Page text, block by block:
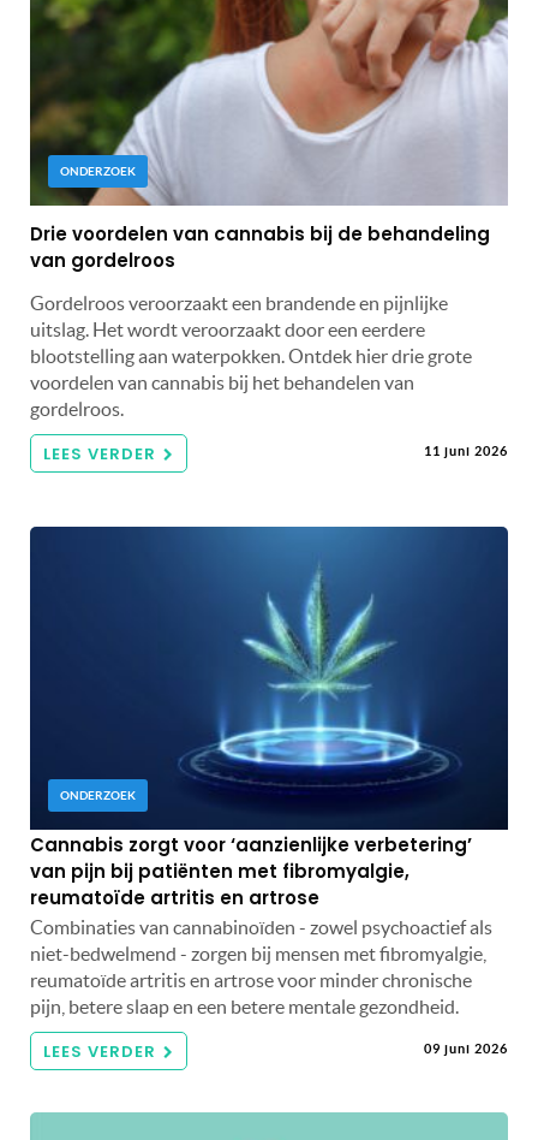
ONDERZOEK
Drie voordelen van cannabis bij de behandeling
van gordelroos
Gordelroos veroorzaakt een brandende en pijnlijke
uitslag. Het wordt veroorzaakt door een eerdere
blootstelling aan waterpokken. Ontdek hier drie grote
voordelen van cannabis bij het behandelen van
gordelroos.
LEES VERDER 11 juni 2026
ONDERZOEK
Cannabis zorgt voor ‘aanzienlijke verbetering’
van pijn bij patiënten met fibromyalgie,
reumatoïde artritis en artrose
Combinaties van cannabinoïden - zowel psychoactief als
niet-bedwelmend - zorgen bij mensen met fibromyalgie,
reumatoïde artritis en artrose voor minder chronische
pijn, betere slaap en een betere mentale gezondheid.
LEES VERDER 09 juni 2026